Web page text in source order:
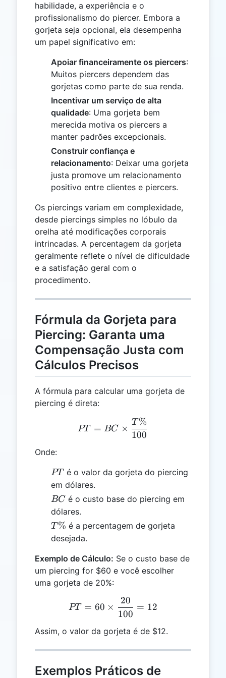
habilidade, a experiência e o
profissionalismo do piercer. Embora a
gorjeta seja opcional, ela desempenha
um papel significativo em:
Apoiar financeiramente os piercers:
Muitos piercers dependem das
gorjetas como parte de sua renda.
Incentivar um serviço de alta
qualidade: Uma gorjeta bem
merecida motiva os piercers a
manter padrões excepcionais.
Construir confiança e
relacionamento: Deixar uma gorjeta
justa promove um relacionamento
positivo entre clientes e piercers.
Os piercings variam em complexidade,
desde piercings simples no lóbulo da
orelha até modificações corporais
intrincadas. A percentagem da gorjeta
geralmente reflete o nível de dificuldade
e a satisfação geral com o
procedimento.
Fórmula da Gorjeta para
Piercing: Garanta uma
Compensação Justa com
Cálculos Precisos
A fórmula para calcular uma gorjeta de
piercing é direta:
PT = BC \times
PT = BC ×
100
T %
Onde:
PT
PT é o valor da gorjeta do piercing
em dólares.
BC
BC é o custo base do piercing em
dólares.
T\%
T % é a percentagem de gorjeta
desejada.
Exemplo de Cálculo: Se o custo base de
um piercing for $60 e você escolher
uma gorjeta de 20%:
PT = 60 \times
PT = 60 ×
100
20
= 12
Assim, o valor da gorjeta é de $12.
Exemplos Práticos de